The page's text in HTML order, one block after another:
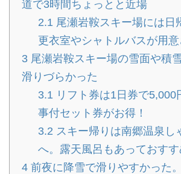
道で3時間ちょっとと近場
2.1 尾瀬岩鞍スキー場には日
更衣室やシャトルバスが用
3 尾瀬岩鞍スキー場の雪面や積
滑りづらかった
3.1 リフト券は1日券で5,000
事付セット券がお得！
3.2 スキー帰りは南郷温泉し
へ。露天風呂もあっておす
4 前夜に降雪で滑りやすかった